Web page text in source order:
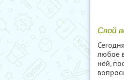
Свой
любое
ней,